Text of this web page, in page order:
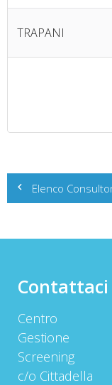
TRAPANI
Navigazione
articoli
Elenco
Contattaci
Centro
Gestione
Screening
c/o Cittadella